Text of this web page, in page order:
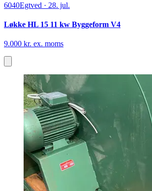
6040Egtved · 28. jul.
Løkke HL 15 11 kw Byggeform V4
9.000 kr. ex. moms